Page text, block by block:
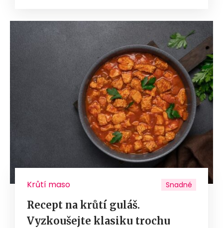
Krůtí maso Snadné
Recept na krůtí guláš.
Vyzkoušejte klasiku trochu